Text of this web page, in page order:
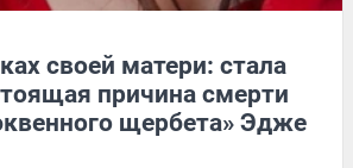
своей матери: стала
причина смерти
щербета» Эдже